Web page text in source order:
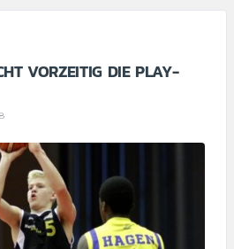
VORZEITIG DIE PLAY-